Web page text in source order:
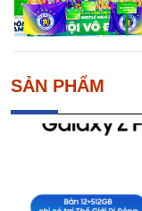
SẢN PHẨM